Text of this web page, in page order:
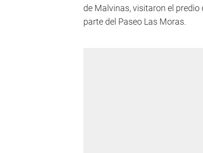
de Malvinas, visitaron el
parte del Paseo Las Moras.